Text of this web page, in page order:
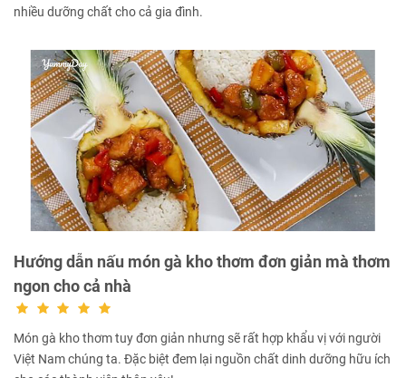
nhiều dưỡng chất cho cả gia đình.
Hướng dẫn nấu món gà kho thơm đơn giản mà thơm
ngon cho cả nhà
Món gà kho thơm tuy đơn giản nhưng sẽ rất hợp khẩu vị với người
Việt Nam chúng ta. Đặc biệt đem lại nguồn chất dinh dưỡng hữu ích